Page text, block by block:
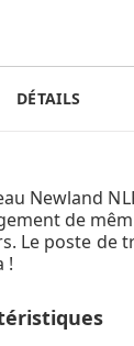
DÉTAILS
Newland
de
Le poste de
!